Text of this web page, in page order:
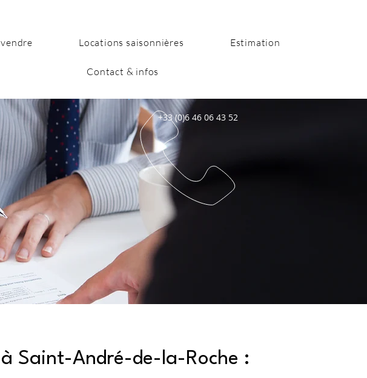
Locations saisonnières Estimation
Contact & infos
+33 (0)6 46 06 43 52
Saint-André-de-la-Roche :